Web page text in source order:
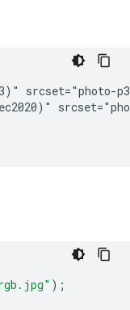
srcset="photo-
);